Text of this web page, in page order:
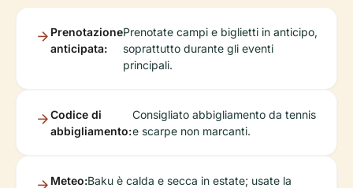
Prenotazione
anticipata:
Prenotate campi e biglietti in anticipo,
soprattutto durante gli eventi
principali.
Codice di
abbigliamento:
Consigliato abbigliamento da tennis
e scarpe non marcanti.
Meteo:Baku è calda e secca in estate; usate la